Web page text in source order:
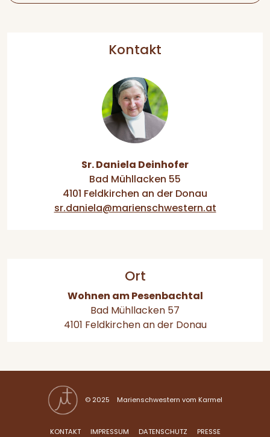
Kontakt
Sr. Daniela Deinhofer
Bad Mühllacken 55
4101 Feldkirchen an der Donau
sr.daniela@marienschwestern.at
Ort
Wohnen am Pesenbachtal
Bad Mühllacken 57
4101 Feldkirchen an der Donau
© 2025 Marienschwestern vom Karmel
KONTAKT IMPRESSUM DATENSCHUTZ PRESSE